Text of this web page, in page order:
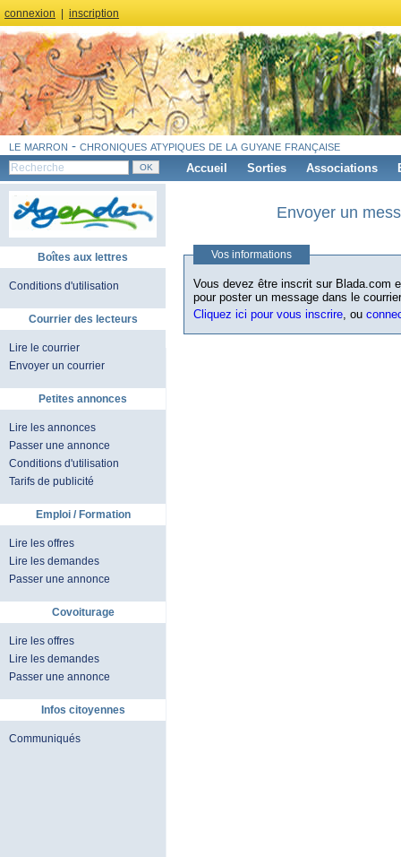
connexion inscription
le marron - chroniques atypiques de la guyane française
Accueil Sorties Associations
Boîtes aux lettres
Conditions d'utilisation
Courrier des lecteurs
Lire le courrier
Envoyer un courrier
Petites annonces
Lire les annonces
Passer une annonce
Conditions d'utilisation
Tarifs de publicité
Emploi / Formation
Lire les offres
Lire les demandes
Passer une annonce
Covoiturage
Lire les offres
Lire les demandes
Passer une annonce
Infos citoyennes
Communiqués
Envoyer un
Vos informations
Vous devez être inscrit sur Blada.com
pour poster un message dans le
Cliquez ici pour vous inscrire, ou